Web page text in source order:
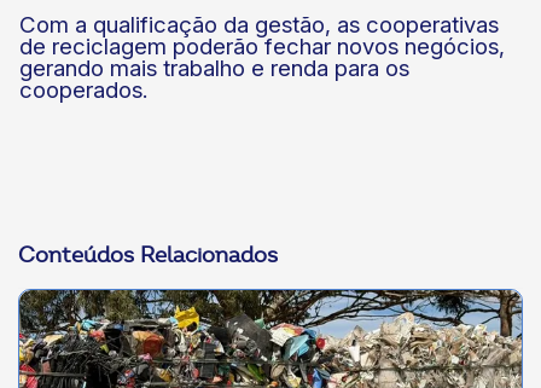
Com a qualificação da gestão, as cooperativas
de reciclagem poderão fechar novos negócios,
gerando mais trabalho e renda para os
cooperados.
Conteúdos Relacionados